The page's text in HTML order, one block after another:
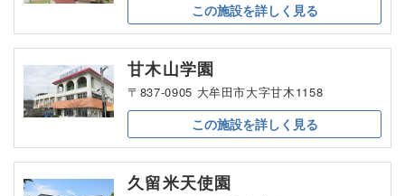
この施設を詳しく見る
甘木山学園
〒837-0905 大牟田市大字甘木1158
この施設を詳しく見る
久留米天使園